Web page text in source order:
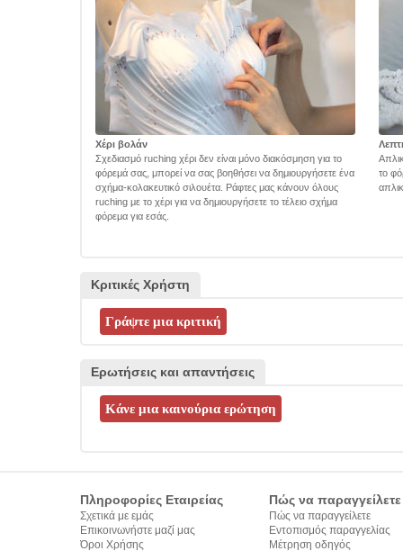
Χέρι βολάν
Σχεδιασμό ruching χέρι δεν είναι μόνο διακόσμηση για το
φόρεμά σας, μπορεί να σας βοηθήσει να δημιουργήσετε ένα
σχήμα-κολακευτικό σιλουέτα. Ράφτες μας κάνουν όλους
ruching με το χέρι για να δημιουργήσετε το τέλειο σχήμα
φόρεμα για εσάς.
το
Κριτικές Χρήστη
Ερωτήσεις και απαντήσεις
Πληροφορίες Εταιρείας
Σχετικά με εμάς
Επικοινωνήστε μαζί μας
Όροι Χρήσης
Πώς να παραγγείλετε
Πώς να παραγγείλετε
Εντοπισμός παραγγελίας
Μέτρηση οδηγός